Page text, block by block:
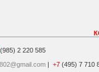
(985) 2 220 585
| +7 (495) 7 710